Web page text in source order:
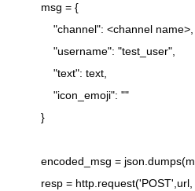
        msg = {
            "channel": <channel name>,
            "username": "test_user",
            "text": text,
            "icon_emoji": ""
        }
encoded_msg =
resp =